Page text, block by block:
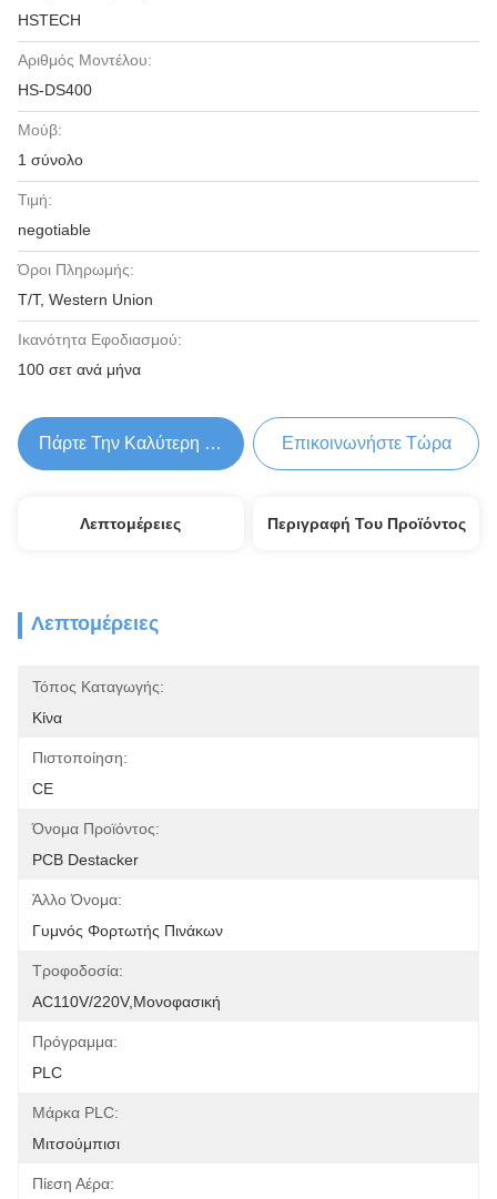
HSTECH
Αριθμός Μοντέλου:
HS-DS400
Μούβ:
1 σύνολο
Τιμή:
negotiable
Όροι Πληρωμής:
T/T, Western Union
Ικανότητα Εφοδιασμού:
100 σετ ανά μήνα
Πάρτε Την Καλύτερη Τιμή Επικοινωνήστε Τώρα
Λεπτομέρειες Περιγραφή Του Προϊόντος
Λεπτομέρειες
Τόπος Καταγωγής:
Κίνα
Πιστοποίηση:
CE
Όνομα Προϊόντος:
PCB Destacker
Άλλο Όνομα:
Γυμνός Φορτωτής Πινάκων
Τροφοδοσία:
AC110V/220V,μονοφασική
Πρόγραμμα:
PLC
Μάρκα PLC:
Μιτσούμπισι
Πίεση Αέρα: